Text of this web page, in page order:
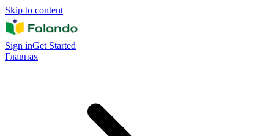
Skip to content
Sign inGet Started
Главная